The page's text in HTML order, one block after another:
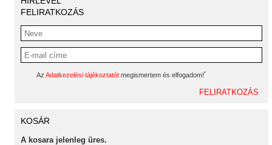
FELIRATKOZÁS
Az Adatkezelési tájékoztatót megismertem és elfogadom!*
KOSÁR
A kosara jelenleg üres.